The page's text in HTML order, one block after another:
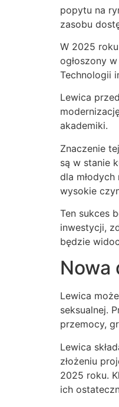
popytu na
zasobu
W 2025
ogłoszony
Technologii
Lewica
akademiki.
Znaczenie
są w stanie
dla
wysokie
Ten sukces
inwestycji,
będzie
Nowa
Lewica
seksualnej.
przemocy,
Lewica
złożeniu
2025 roku.
ich